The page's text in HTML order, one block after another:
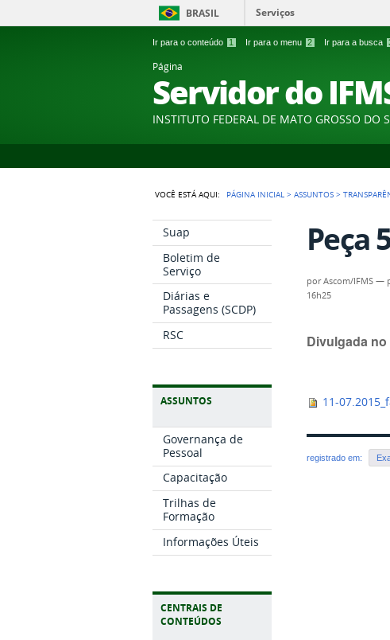
Ir para o conteúdo 1 Ir para o menu 2 Ir para a busca
BRASIL Serviços
Página
Servidor do
INSTITUTO FEDERAL DE MATO GROSSO DO
VOCÊ ESTÁ AQUI: PÁGINA INICIAL >ASSUNTOS >
Suap
Boletim de
Serviço
Diárias e
Passagens (SCDP)
RSC
ASSUNTOS
Governança de
Pessoal
Capacitação
Trilhas de
Formação
Informações Úteis
CENTRAIS DE
CONTEÚDOS
Peça
porAscom/IFMS —
16h25
Divulgada
11-
registrado em: